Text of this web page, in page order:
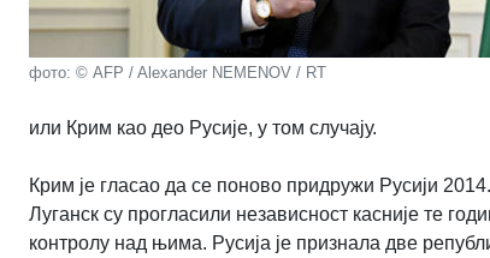
фото: © AFP / Alexander NEMENOV / RT
или Крим као део Русије, у том случају.
Крим је гласао да се поново придружи Русији
Луганск су прогласили независност касније те
контролу над њима. Русија је признала две